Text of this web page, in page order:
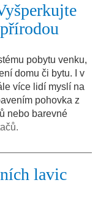
pobytu venku,
domu či bytu. I v
více lidí myslí na
pohovka z
nebo barevné
lavic